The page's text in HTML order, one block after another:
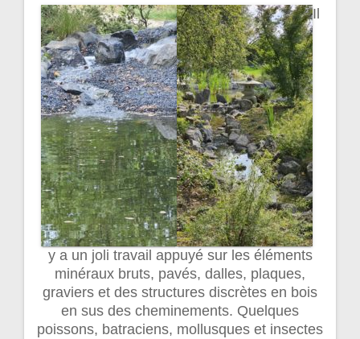
Il
y a un joli travail appuyé sur les éléments
minéraux bruts, pavés, dalles, plaques,
graviers et des structures discrètes en bois
en sus des cheminements. Quelques
poissons, batraciens, mollusques et insectes